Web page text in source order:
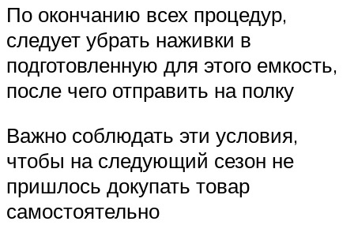
По окончанию всех процедур,
следует убрать наживки в
подготовленную для этого емкость,
после чего отправить на полку
Важно соблюдать эти условия,
чтобы на следующий сезон не
пришлось докупать товар
самостоятельно